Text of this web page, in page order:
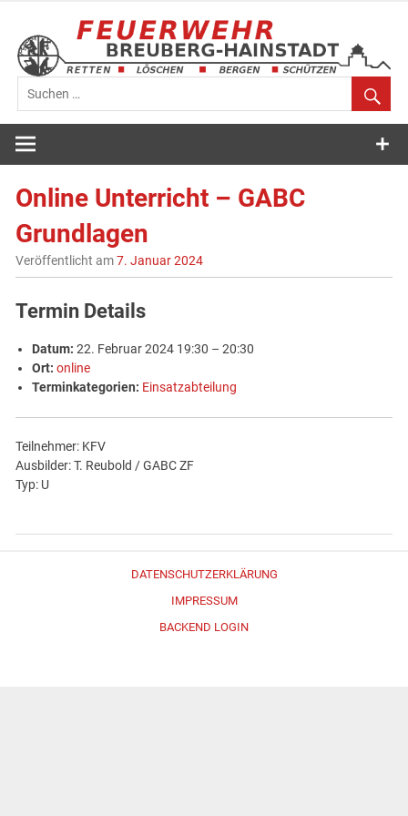
springen
Feuerwehr
Breuberg-
Hainstadt
Online Unterricht – GABC
Grundlagen
Veröffentlicht am7. Januar 2024
Termin Details
Datum: 22. Februar 2024 19:30 –20:30
Ort: online
Terminkategorien: Einsatzabteilung
Teilnehmer: KFV
Ausbilder: T. Reubold / GABC ZF
Typ: U
DATENSCHUTZERKLÄRUNG
IMPRESSUM
BACKEND LOGIN